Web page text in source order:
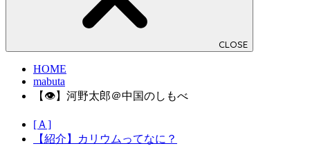
CLOSE
HOME
mabuta
【👁】河野太郎＠中国のしもべ
[Ａ]
【紹介】カリウムってなに？